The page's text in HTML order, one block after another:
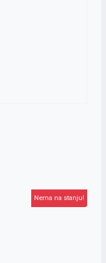
Nema na stanju!